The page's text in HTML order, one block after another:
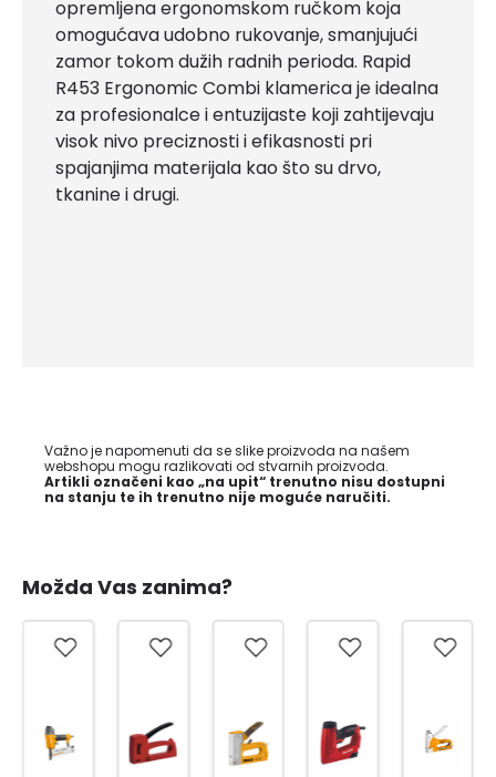
opremljena ergonomskom ručkom koja
omogućava udobno rukovanje, smanjujući
zamor tokom dužih radnih perioda. Rapid
R453 Ergonomic Combi klamerica je idealna
za profesionalce i entuzijaste koji zahtijevaju
visok nivo preciznosti i efikasnosti pri
spajanjima materijala kao što su drvo,
tkanine i drugi.
Važno je napomenuti da se slike proizvoda na našem
webshopu mogu razlikovati od stvarnih proizvoda.
Artikli označeni kao „na upit“ trenutno nisu dostupni
na stanju te ih trenutno nije moguće naručiti.
Možda Vas zanima?